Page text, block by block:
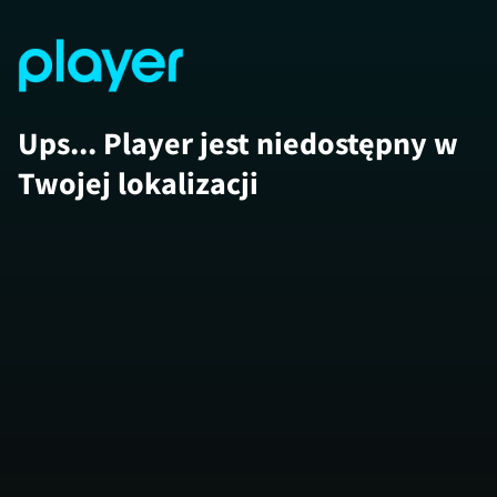
Ups... Player jest niedostępny w
Twojej lokalizacji